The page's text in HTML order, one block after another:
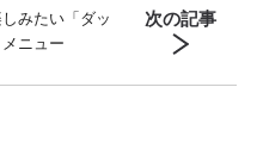
みたい「ダッ
ニュー
次の記事